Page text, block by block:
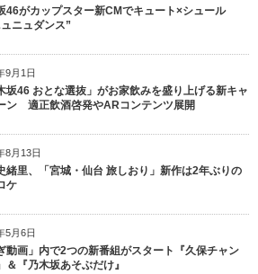
46がカップスター新CMでキュート×シュール
ニュダンス”
9月1日
坂46 おとな選抜」がお家飲みを盛り上げる新キャ
ン 適正飲酒啓発やARコンテンツ展開
8月13日
緒里、「宮城・仙台 旅しおり」新作は2年ぶりの
ケ
5月6日
動画」内で2つの新番組がスタート『久保チャン
＆『乃木坂あそぶだけ』